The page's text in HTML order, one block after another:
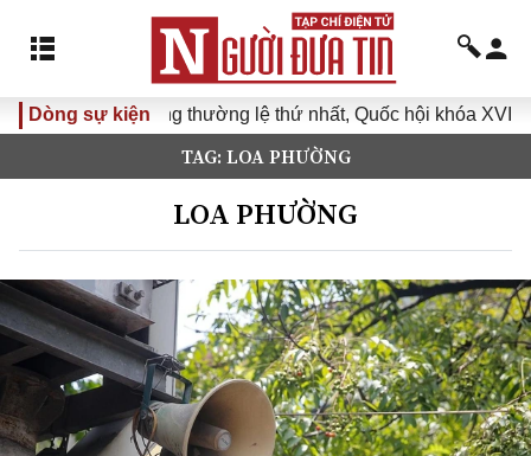
Dòng sự kiện
thường lệ thứ nhất, Quốc hội khóa XVI Đưa Nghị
TAG: LOA PHƯỜNG
LOA PHƯỜNG